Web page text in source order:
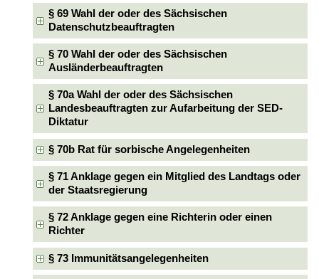
§ 69 Wahl der oder des Sächsischen
Datenschutzbeauftragten
§ 70 Wahl der oder des Sächsischen
Ausländerbeauftragten
§ 70a Wahl der oder des Sächsischen
Landesbeauftragten zur Aufarbeitung der SED-
Diktatur
§ 70b Rat für sorbische Angelegenheiten
§ 71 Anklage gegen ein Mitglied des Landtags oder
der Staatsregierung
§ 72 Anklage gegen eine Richterin oder einen
Richter
§ 73 Immunitätsangelegenheiten